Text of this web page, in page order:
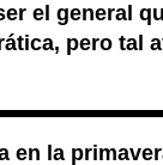
el general
pero tal
la